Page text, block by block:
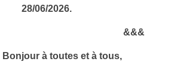
28/06/2026.
&&&
Bonjour à toutes et à tous,